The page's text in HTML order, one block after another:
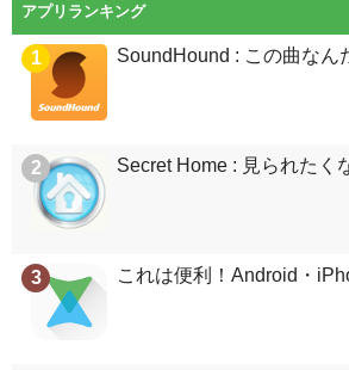
アプリランキング
1 SoundHound : この曲なん
2 Secret Home : 見られたく
3 これは便利！Android・